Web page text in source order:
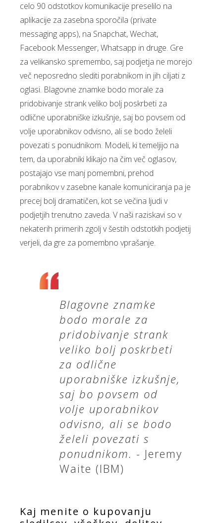
celo 90 odstotkov komunikacije preselilo na
aplikacije za zasebna sporočila (private
messaging apps), na Snapchat, Wechat,
Facebook Messenger, Whatsapp in druge. Gre
za velikansko spremembo, saj podjetja ne morejo
več neposredno slediti porabnikom in jih ciljati z
oglasi. Blagovne znamke bodo morale za
pridobivanje strank veliko bolj poskrbeti za
odlične uporabniške izkušnje, saj bo povsem od
volje uporabnikov odvisno, ali se bodo želeli
povezati s ponudnikom. Modeli, ki temeljijo na
tem, da uporabniki klikajo na čim več oglasov,
postajajo vse manj pomembni, prehod
porabnikov v zasebne kanale komuniciranja pa je
precej bolj dramatičen, kot se večina ljudi v
podjetjih trenutno zaveda. V naši raziskavi so v
nekaterih primerih zgolj v šestih odstotkih podjetij
verjeli, da gre za pomembno vprašanje.
Blagovne znamke
bodo morale za
pridobivanje strank
veliko bolj poskrbeti
za odlične
uporabniške izkušnje,
saj bo povsem od
volje uporabnikov
odvisno, ali se bodo
želeli povezati s
ponudnikom. - Jeremy
Waite (IBM)
Kaj menite o kupovanju